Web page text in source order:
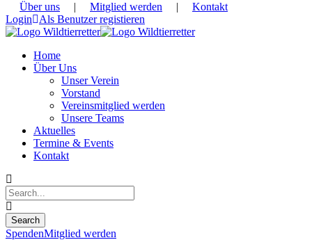
Über uns | Mitglied werden |
Kontakt
Login
Als Benutzer registieren
Home
Über Uns
Unser Verein
Vorstand
Vereinsmitglied werden
Unsere Teams
Aktuelles
Termine & Events
Kontakt
SpendenMitglied werden